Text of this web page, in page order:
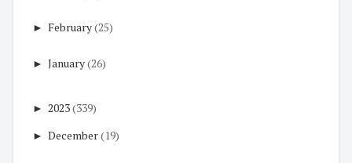
► February(25)
► January(26)
► 2023(339)
► December(19)